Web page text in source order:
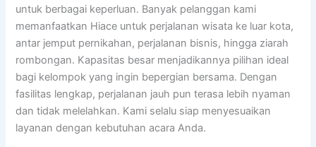
untuk berbagai keperluan. Banyak pelanggan kami
memanfaatkan Hiace untuk perjalanan wisata ke luar kota,
antar jemput pernikahan, perjalanan bisnis, hingga ziarah
rombongan. Kapasitas besar menjadikannya pilihan ideal
bagi kelompok yang ingin bepergian bersama. Dengan
fasilitas lengkap, perjalanan jauh pun terasa lebih nyaman
dan tidak melelahkan. Kami selalu siap menyesuaikan
layanan dengan kebutuhan acara Anda.